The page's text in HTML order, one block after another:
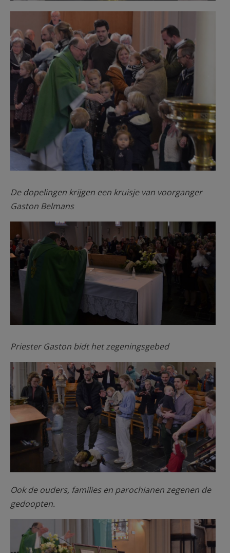
Kruisjes.jpg
De dopelingen krijgen een kruisje van voorganger
Gaston Belmans
Zegeningsgebed.jpg
Priester Gaston bidt het zegeningsgebed
Lichtmis 03.jpg
Ook de ouders, families en parochianen zegenen de
gedoopten.
Naamkaartjes.jpg